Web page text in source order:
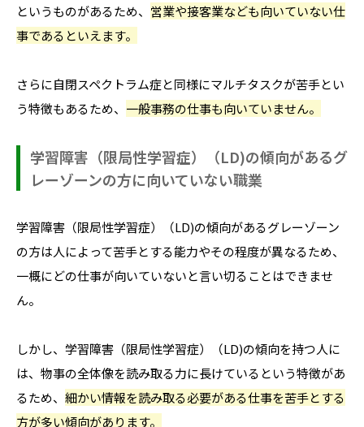
というものがあるため、 営業や接客業なども向いていない仕
事であるといえます。
さらに自閉スペクトラム症と同様にマルチタスクが苦手とい
う特徴もあるため、 一般事務の仕事も向いていません。
学習障害（限局性学習症）（LD)の傾向があるグ
レーゾーンの方に向いていない職業
学習障害（限局性学習症）（LD)の傾向があるグレーゾーン
の方は人によって苦手とする能力やその程度が異なるため、
一概にどの仕事が向いていないと言い切ることはできませ
ん。
しかし、学習障害（限局性学習症）（LD)の傾向を持つ人に
は、物事の全体像を読み取る力に長けているという特徴があ
るため、 細かい情報を読み取る必要がある仕事を苦手とする
方が多い傾向があります。